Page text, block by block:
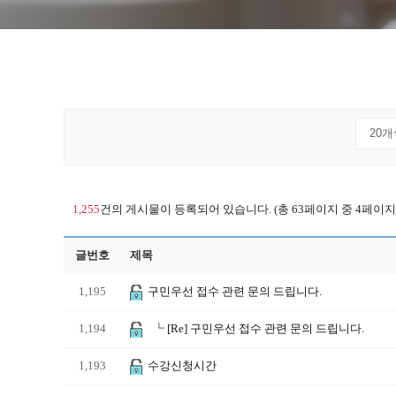
1,255건의 게시물이 등록되어 있습니다. (총 63페이지 중 4페이
글번호 제목
1,195 구민우선 접수 관련 문의 드립니다.
1,194 ┗ [Re] 구민우선 접수 관련 문의 드립니다.
1,193 수강신청시간